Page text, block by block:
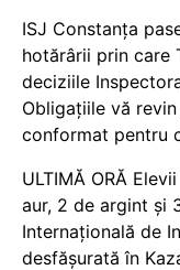
ISJ Constanța
hotărârii prin care
deciziile
Obligațiile vă
conformat pentru
ULTIMĂ ORĂ
aur, 2 de argint și
Internațională de
desfășurată în